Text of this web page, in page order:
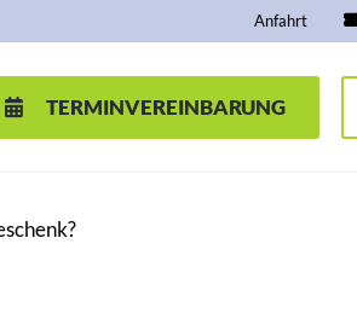
Anfahrt
TERMINVEREINBARUNG